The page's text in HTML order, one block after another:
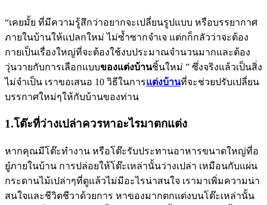
“เคยมั้ย ที่มีความรู้สึกว่าอยากจะเปลี่ยนรูปแบบ หรือบรรยากาศ
ภายในบ้านให้แปลกใหม่ ไม่ซ้ำซากจำเจ แต่กก็กลัวว่าจะต้อง
กายเป็นเรื่องใหญ่ที่จะต้องใช้งบประมาณจำนวนมากและต้อง
วุ่นวายกับการเลือกแบบของแต่งบ้านชิ้นใหม่ ” ซึ่งจริงแล้วเป็นสิ่ง
ไม่จำเป็น เราขอเสนอ 10 วิธีในการแต่งบ้านที่จะช่วยปรับเปลี่ยน
บรรกาศใหม่ๆให้กับบ้านของท่าน
1.โต๊ะที่ว่างเปล่าควรหาอะไรมาตกแต่ง
หากคุณมีโต๊ะทำงาน หรือโต๊ะรับประทานอาหารขนาดใหญ่ที่อ
ยู๋ภายในบ้าน การปล่อยให้โต๊ะเหล่านั้นว่างเปล่า เหมือนกับแผ่น
กระดานไม้เปล่าๆที่ดูแล้วไม่มีอะไรน่าสนใจ เรามาเพิ่มความน่า
สนใจและชีวิตชีวาด้วยการ หาของมากตกแต่งบนโต๊ะเหล่านั้น